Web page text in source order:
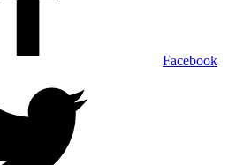
Facebook